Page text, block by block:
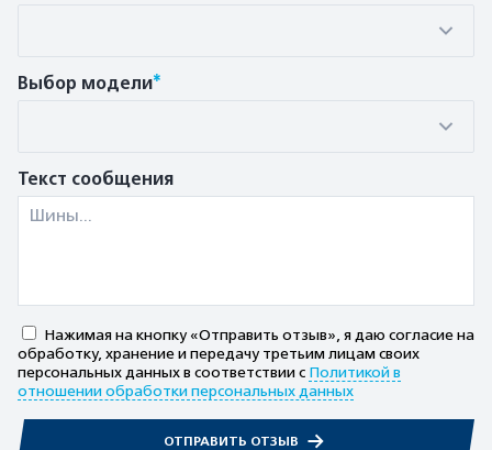
Выбор модели*
Текст сообщения
Нажимая на кнопку «Отправить отзыв», я даю согласие на
обработку, хранение и передачу третьим лицам своих
персональных данных в соответствии с Политикой в
отношении обработки персональных данных
ОТПРАВИТЬ ОТЗЫВ